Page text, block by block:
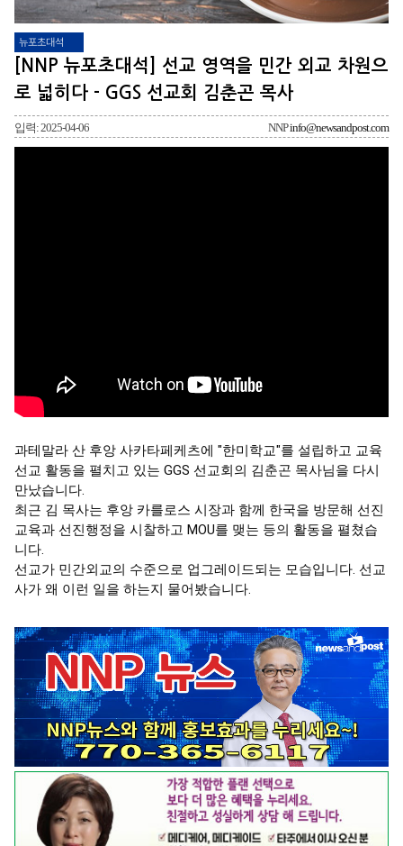
뉴포초대석
[NNP 뉴포초대석] 선교 영역을 민간 외교 차원으
로 넓히다 - GGS 선교회 김춘곤 목사
입력: 2025-04-06 NNPinfo@newsandpost.com
과테말라 산 후앙 사카타페케츠에 "한미학교"를 설립하고 교육
선교 활동을 펼치고 있는 GGS 선교회의 김춘곤 목사님을 다시
만났습니다.
최근 김 목사는 후앙 카를로스 시장과 함께 한국을 방문해 선진
교육과 선진행정을 시찰하고 MOU를 맺는 등의 활동을 펼쳤습
니다.
선교가 민간외교의 수준으로 업그레이드되는 모습입니다. 선교